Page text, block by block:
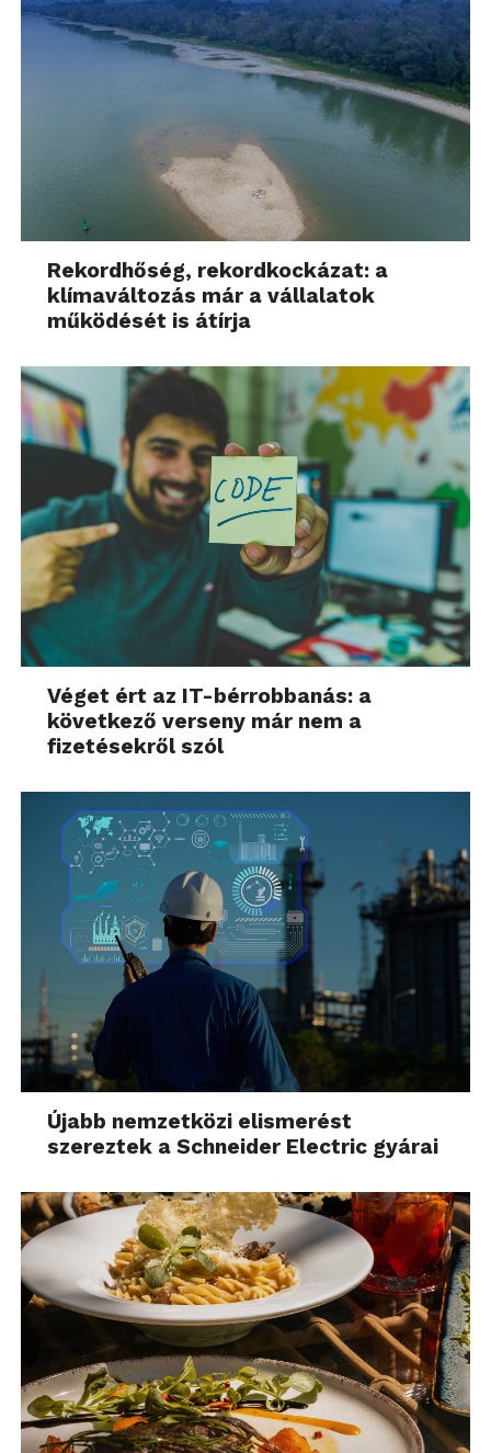
Rekordhőség, rekordkockázat: a
klímaváltozás már a vállalatok
működését is átírja
Véget ért az IT-bérrobbanás: a
következő verseny már nem a
fizetésekről szól
Újabb nemzetközi elismerést
szereztek a Schneider Electric gyárai